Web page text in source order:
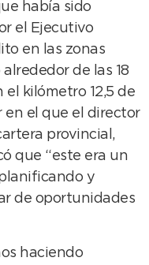
había sido
el Ejecutivo
en las zonas
de las 18
el kilómetro 12,5 de
en el que el director
provincial,
que “este era un
y
de oportunidades
haciendo